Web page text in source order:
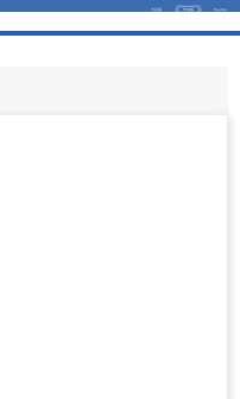
大众版 专业版 English